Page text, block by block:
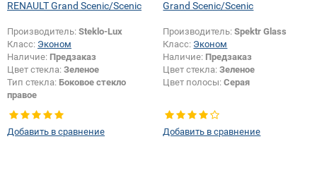
RENAULT Grand Scenic/Scenic
Производитель: Steklo-Lux
Класс: Эконом
Наличие: Предзаказ
Цвет стекла: Зеленое
Тип стекла: Боковое стекло
правое
Добавить в сравнение
Grand Scenic/Scenic
Производитель:Spektr Glass
Класс: Эконом
Наличие: Предзаказ
Цвет стекла:Зеленое
Цвет полосы:Серая
Добавить в сравнение